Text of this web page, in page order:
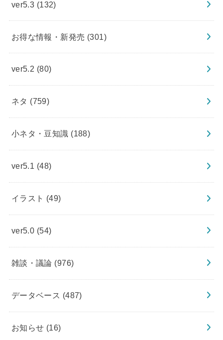
ver5.3 (132)
お得な情報・新発売 (301)
ver5.2 (80)
ネタ (759)
小ネタ・豆知識 (188)
ver5.1 (48)
イラスト (49)
ver5.0 (54)
雑談・議論 (976)
データベース (487)
お知らせ (16)